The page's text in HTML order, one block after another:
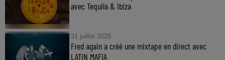
avec Tequila & Ibiza
31 juillet 2026
Fred again a créé une mixtape en direct avec
LATIN MAFIA